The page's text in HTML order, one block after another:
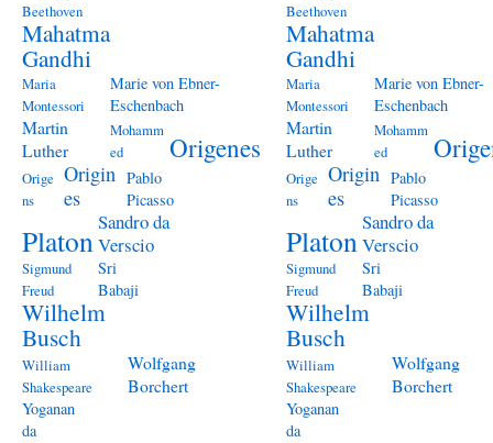
Beethoven
Mahatma
Gandhi
Maria
Montessori
Marie von Ebner-
Eschenbach
Martin
Luther
Mohamm
ed
Origenes
Orige
ns
Origin
es
Pablo
Picasso
Platon
Sandro da
Verscio
Sigmund
Freud
Sri
Babaji
Wilhelm
Busch
William
Shakespeare
Wolfgang
Borchert
Yoganan
da
Beethoven
Mahatma
Gandhi
Maria
Montessori
Marie von Ebner-
Eschenbach
Martin
Luther
Mohamm
ed
Orige
ns
Origin
es
Pablo
Picasso
Platon
Sandro da
Verscio
Sigmund
Freud
Sri
Babaji
Wilhelm
Busch
William
Shakespeare
Wolfgang
Borchert
Yoganan
da